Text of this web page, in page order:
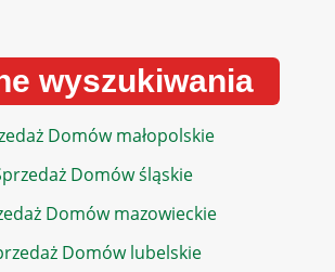
wyszukiwania
Domów małopolskie
Domów śląskie
Domów mazowieckie
Domów lubelskie